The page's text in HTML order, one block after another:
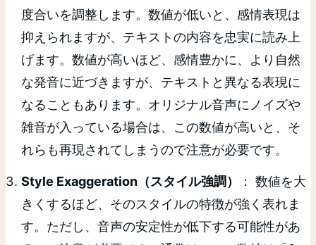
度合いを調整します。数値が低いと、感情表現は
抑えられますが、テキストの内容を忠実に読み上
げます。数値が高いほど、感情豊かに、より自然
な発音に近づきますが、テキストと異なる表現に
なることもあります。オリジナル音声にノイズや
雑音が入っている場合は、この数値が高いと、そ
れらも再現されてしまうので注意が必要です。
Style Exaggeration（スタイル強調）
： 数値を大
きくするほど、そのスタイルの特徴が強く表れま
す。ただし、音声の安定性が低下する可能性があ